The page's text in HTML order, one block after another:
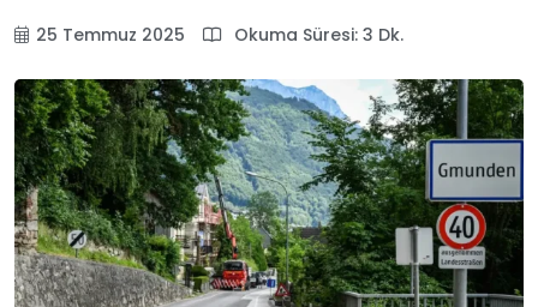
25 Temmuz 2025 Okuma Süresi: 3 Dk.